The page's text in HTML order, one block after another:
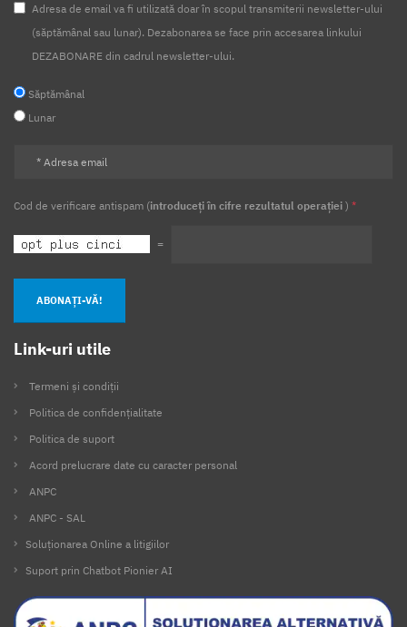
Adresa de email va fi utilizată doar în scopul transmiterii newsletter-ului
(săptămânal sau lunar). Dezabonarea se face prin accesarea linkului
DEZABONARE din cadrul newsletter-ului.
Săptămânal
Lunar
Cod de verificare antispam (introduceți în cifre rezultatul operației ) *
=
ABONAȚI-VĂ!
Link-uri utile
Termeni și condiții
Politica de confidențialitate
Politica de suport
Acord prelucrare date cu caracter personal
ANPC
ANPC - SAL
Soluționarea Online a litigiilor
Suport prin Chatbot Pionier AI